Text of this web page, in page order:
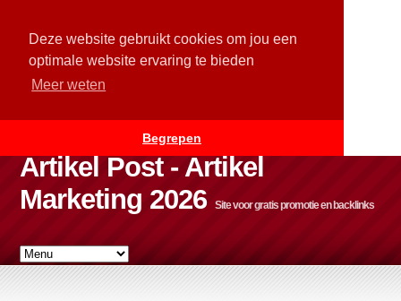
Deze website gebruikt cookies om jou een
optimale website ervaring te bieden
Meer weten
Begrepen
Artikel Post - Artikel
Marketing 2026
Site voor gratis promotie en backlinks